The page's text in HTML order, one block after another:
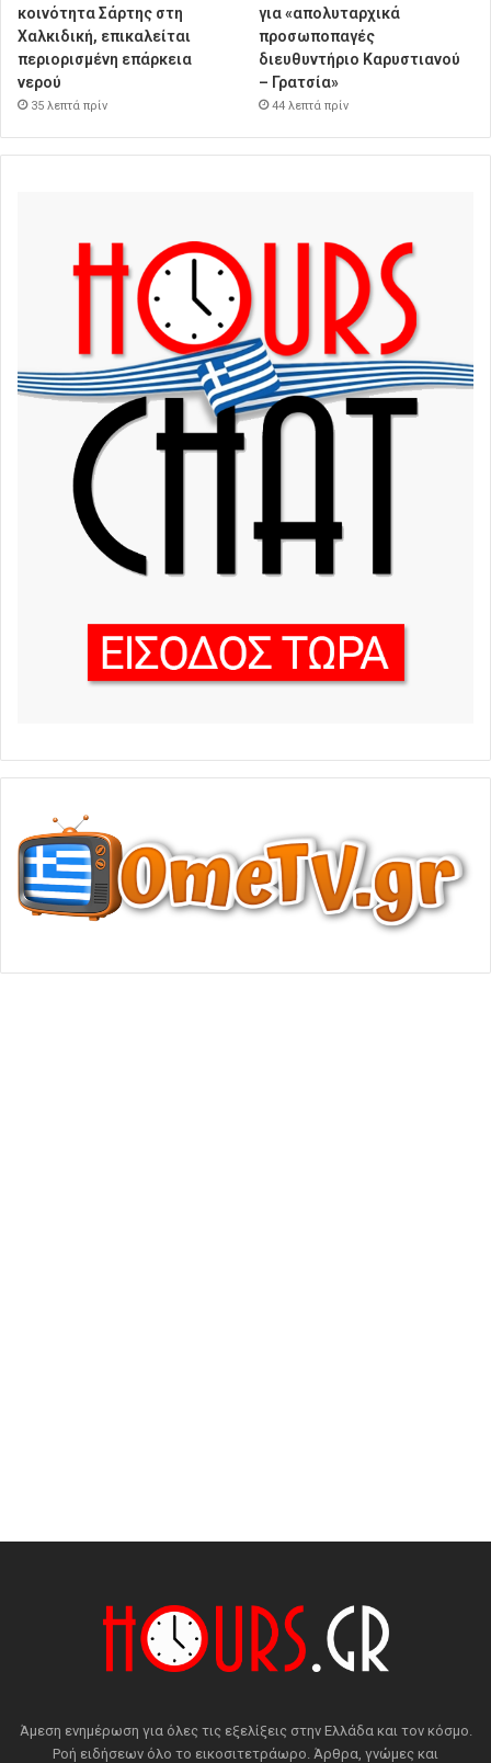
κοινότητα Σάρτης στη
Χαλκιδική, επικαλείται
περιορισμένη επάρκεια
νερού
35 λεπτά πρίν
για «απολυταρχικά
προσωποπαγές
διευθυντήριο Καρυστιανού
– Γρατσία»
44 λεπτά πρίν
Άμεση ενημέρωση για όλες τις εξελίξεις στην Ελλάδα και τον κόσμο.
Ροή ειδήσεων όλο το εικοσιτετράωρο. Άρθρα, γνώμες και